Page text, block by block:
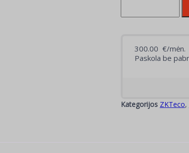
PROFACEX-
Kategorijos ZKTeco,